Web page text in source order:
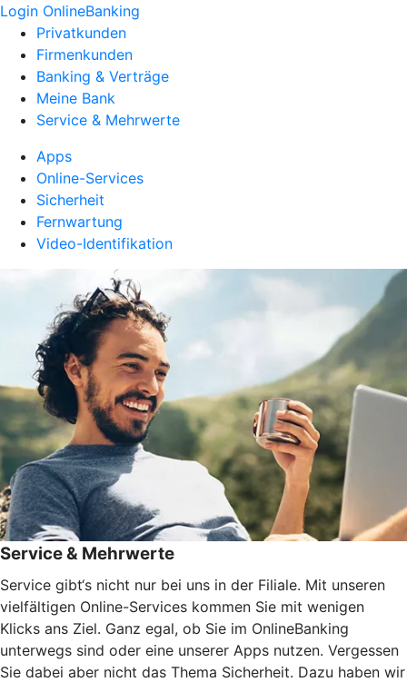
Login OnlineBanking
Privatkunden
Firmenkunden
Banking & Verträge
Meine Bank
Service & Mehrwerte
Apps
Online-Services
Sicherheit
Fernwartung
Video-Identifikation
Service & Mehrwerte
Service gibt‘s nicht nur bei uns in der Filiale. Mit unseren
vielfältigen Online-Services kommen Sie mit wenigen
Klicks ans Ziel. Ganz egal, ob Sie im OnlineBanking
unterwegs sind oder eine unserer Apps nutzen. Vergessen
Sie dabei aber nicht das Thema Sicherheit. Dazu haben wir